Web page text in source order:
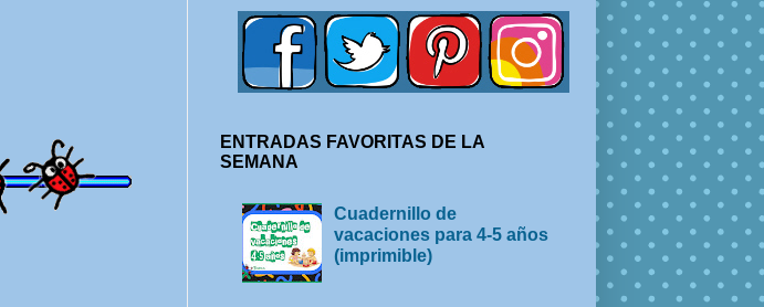
ENTRADAS FAVORITAS DE LA
SEMANA
Cuadernillo de
vacaciones para 4-5 años
(imprimible)